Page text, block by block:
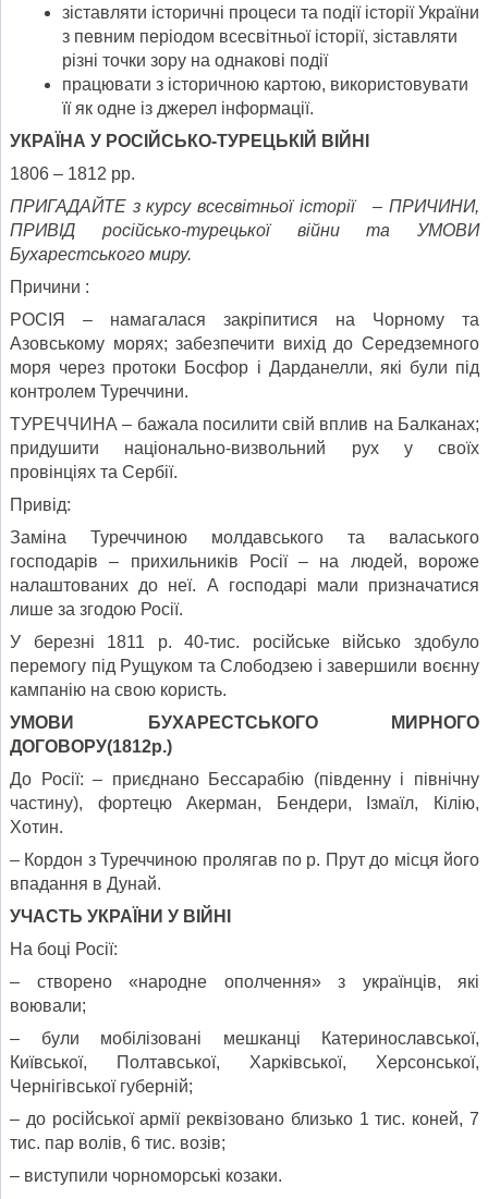
зіставляти історичні процеси та події історії України
з певним періодом всесвітньої історії, зіставляти
різні точки зору на однакові події
працювати з історичною картою, використовувати
її як одне із джерел інформації.
УКРАЇНА У РОСІЙСЬКО-ТУРЕЦЬКІЙ ВІЙНІ
1806 – 1812 рр.
ПРИГАДАЙТЕ з курсу всесвітньої історії – ПРИЧИНИ,
ПРИВІД російсько-турецької війни та УМОВИ
Бухарестського миру.
Причини :
РОСІЯ – намагалася закріпитися на Чорному та
Азовському морях; забезпечити вихід до Середземного
моря через протоки Босфор і Дарданелли, які були під
контролем Туреччини.
ТУРЕЧЧИНА – бажала посилити свій вплив на Балканах;
придушити національно-визвольний рух у своїх
провінціях та Сербії.
Привід:
Заміна Туреччиною молдавського та валаського
господарів – прихильників Росії – на людей, вороже
налаштованих до неї. А господарі мали призначатися
лише за згодою Росії.
У березні 1811 р. 40-тис. російське військо здобуло
перемогу під Рущуком та Слободзею і завершили воєнну
кампанію на свою користь.
УМОВИ БУХАРЕСТСЬКОГО МИРНОГО
ДОГОВОРУ(1812р.)
До Росії: – приєднано Бессарабію (південну і північну
частину), фортецю Акерман, Бендери, Ізмаїл, Кілію,
Хотин.
– Кордон з Туреччиною пролягав по р. Прут до місця його
впадання в Дунай.
УЧАСТЬ УКРАЇНИ У ВІЙНІ
На боці Росії:
– створено «народне ополчення» з українців, які
воювали;
– були мобілізовані мешканці Катеринославської,
Київської, Полтавської, Харківської, Херсонської,
Чернігівської губерній;
– до російської армії реквізовано близько 1 тис. коней, 7
тис. пар волів, 6 тис. возів;
– виступили чорноморські козаки.